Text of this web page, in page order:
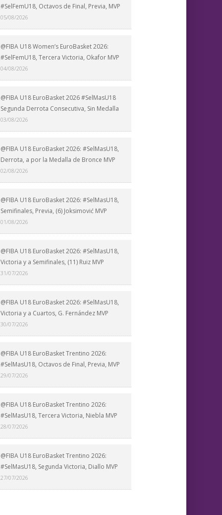
#SelFemU18, Octavos de Final, Previa, MVP
05/08/2026
@FIBA U18 Women’s EuroBasket 2026:
#SelFemU18, Tercera Victoria, Okafor MVP
04/08/2026
@FIBA U18 EuroBasket 2026 #SelMasU18
Segunda Derrota Consecutiva, Sin Medalla
03/08/2026
@FIBA U18 EuroBasket 2026: #SelMasU18,
Derrota, a por la Medalla de Bronce MVP
02/08/2026
@FIBA U18 EuroBasket 2026: #SelMasU18,
Semifinales, Previa, (6) Joksimović MVP
01/08/2026
@FIBA U18 EuroBasket 2026: #SelMasU18,
Victoria y a Semifinales, (11) Ruiz MVP
31/07/2026
@FIBA U18 EuroBasket 2026: #SelMasU18,
Victoria y a Cuartos, G. Fernández MVP
30/07/2026
@FIBA U18 EuroBasket Trentino 2026:
#SelMasU18, Octavos de Final, Previa, MVP
29/07/2026
@FIBA U18 EuroBasket Trentino 2026:
#SelMasU18, Tercera Victoria, Niebla MVP
28/07/2026
@FIBA U18 EuroBasket Trentino 2026:
#SelMasU18, Segunda Victoria, Diallo MVP
27/07/2026